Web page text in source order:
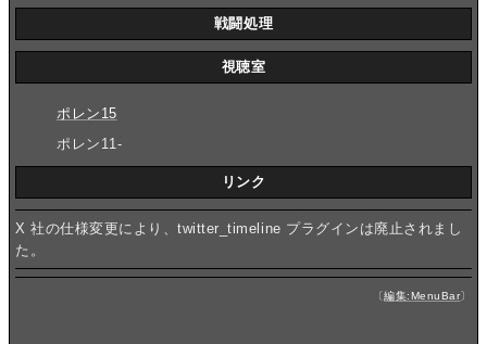
戦闘処理
視聴室
ポレン15
ポレン11-
リンク
X 社の仕様変更により、twitter_timeline プラグインは廃止されまし
た。
〔編集:MenuBar〕